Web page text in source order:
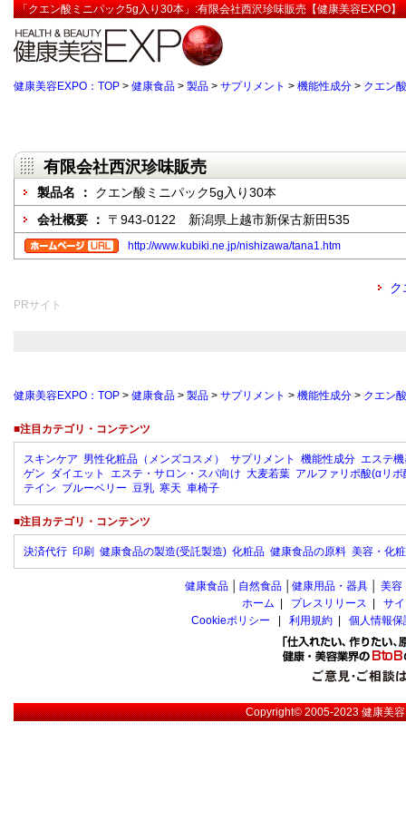
「クエン酸ミニパック5g入り30本」:有限会社西沢珍味販売【健康美容EXPO】
健康美容EXPO：TOP > 健康食品 > 製品 > サプリメント > 機能性成分 > クエン酸
有限会社西沢珍味販売
製品名 ： クエン酸ミニパック5g入り30本
会社概要 ： 〒943-0122 新潟県上越市新保古新田535
http://www.kubiki.ne.jp/nishizawa/tana1.htm
ク
PRサイト
健康美容EXPO：TOP > 健康食品 > 製品 > サプリメント > 機能性成分 > クエン酸
■注目カテゴリ・コンテンツ
スキンケア 男性化粧品（メンズコスメ） サプリメント 機能性成分 エステ
ゲン ダイエット エステ・サロン・スパ向け 大麦若葉 アルファリポ酸(αリポ
テイン ブルーベリー 豆乳 寒天 車椅子
■注目カテゴリ・コンテンツ
決済代行 印刷 健康食品の製造(受託製造) 化粧品 健康食品の原料 美容・化
健康食品 自然食品 健康用品・器具 美容
ホーム
プレスリリース
サ
Cookieポリシー
利用規約 個人情報
Copyright© 2005-2023健康美